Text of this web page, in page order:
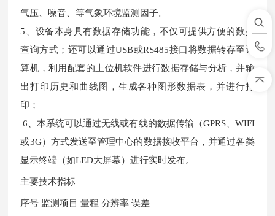
气压、噪音、等气象环境监测因子。
5、设备本身具有数据存储功能，不仅可提供方便的数据
查询方式；还可以通过USB或RS485接口将数据转存至计
算机，利用配套的上位机软件进行数据存储与分析，并输
出打印历史和曲线图，生成各种图形数据表，并进行打
印；
6、本系统可以通过无线或有线的数据传输（GPRS、WIFI
或3G）方式发送至管理中心的数据接收平台，并通过各类
显示终端（如LED大屏幕）进行实时发布。
主要技术指标
序号 监测项目 量程 分辨率 误差